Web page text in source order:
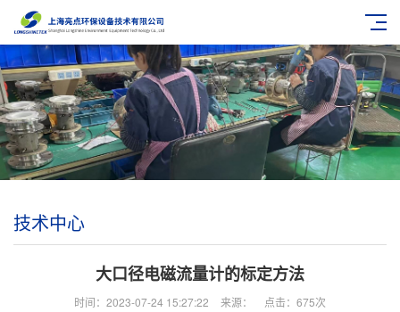
技术中心
大口径电磁流量计的标定方法
时间：2023-07-24 15:27:22 来源： 点击：675次